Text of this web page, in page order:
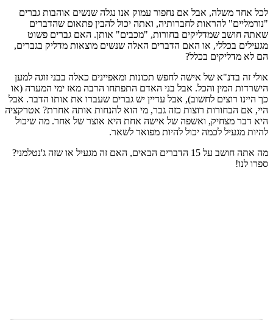
לכל אחד משלה, אבל אם נחפור עמוק אנו נגלה שנשים אוהבות גברים
"נורמליים" להראות לחברותיה, ואתה יכול להבין פתאום שהדברים
שאתה חושב שמדליקים בחורות, "מכבים" אותן. האם גברים פשוט
מגעילים בכללי, או האם הדברים האלה שנשים מוצאות מדליק בגברים,
הם לא מדליקים בכלל?
אולי זה בדנ"א של אישה לחפש תכונות ומאפיינים כאלה בבני זוגה למען
הישרדות המין והכל. אבל בני האדם התפתחו הרבה מאז ימי המערה (או
כך היינו רוצים לחשוב), אבל עדיין יש גברים שעברו את אותו הדבר. אבל
היי, אם הבחורות רוצות כזה גבר, מי הוא להנחות אותה אחרת? אטרקציה
היא דבר מצחיק, ואשפה של אישה אחת היא אוצר של אחר. מה שיכול
להיות מגעיל לכמה יכול להיות מפואר לשאר.
מה אתה חושב על 15 הדברים הבאים, האם זה מגעיל או שזה ג'נטלמני?
ספרו לנו!